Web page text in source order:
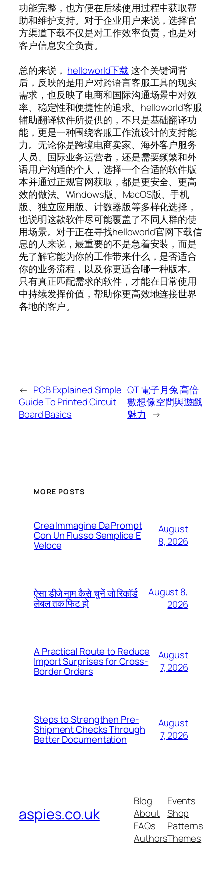
功能完整，也方便在后续使用过程中获取帮
助和维护支持。对于企业用户来说，选择官
方渠道下载不仅是对工作效率负责，也是对
客户信息安全负责。
总的来说， helloworld下载这个关键词背
后，反映的是用户对跨语言客服工具的现实
需求，也反映了电商和国际沟通场景中对效
率、稳定性和便捷性的追求。helloworld客服
辅助翻译软件所提供的，不只是基础翻译功
能，更是一种围绕客服工作流设计的支持能
力。无论你是跨境电商卖家、海外客户服务
人员、国际业务运营者，还是需要频繁和外
语用户沟通的个人，选择一个合适的软件版
本并通过正规官网获取，都是更安全、更高
效的做法。Windows版、MacOS版、手机
版、独立应用版、计数器版等多样化选择，
也说明这款软件尽可能覆盖了不同人群的使
用场景。对于正在寻找helloworld官网下载信
息的人来说，最重要的不是急着安装，而是
先了解它能为你的工作带来什么，是否适合
你的业务流程，以及你更适合哪一种版本。
只有真正匹配需求的软件，才能在日常使用
中持续发挥价值，帮助你更高效地连接世界
各地的客户。
← PCB Explained Simple
Guide To Printed Circuit
Board Basics
QT 電子月兔 高倍
數想像空間與遊戲
魅力 →
MORE POSTS
Crea Immagine Da Prompt
Con Un Flusso Semplice E
Veloce
August
8, 2026
ऐसा डीजे नाम कैसे चुनें जो रिकॉर्ड
लेबल तक फिट हो
August 8,
2026
A Practical Route to Reduce
Import Surprises for Cross-
Border Orders
August
7, 2026
Steps to Strengthen Pre-
Shipment Checks Through
Better Documentation
August
7, 2026
aspies.co.uk
Blog
About
FAQs
Authors
Events
Shop
Patterns
Themes